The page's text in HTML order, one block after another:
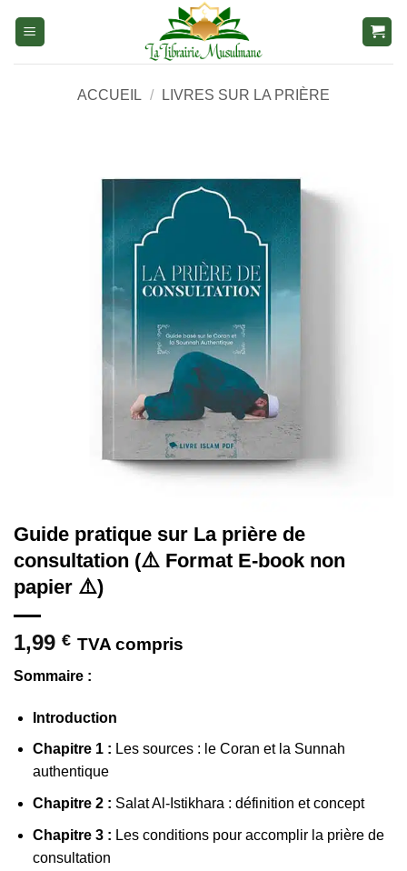
ACCUEIL / LIVRES SUR LA PRIÈRE
Guide pratique sur La prière de
consultation (⚠️ Format E-book non
papier ⚠️)
1,99 € TVA compris
Sommaire :
Introduction
Chapitre 1 : Les sources : le Coran et la Sunnah
authentique
Chapitre 2 : Salat Al-Istikhara : définition et concept
Chapitre 3 : Les conditions pour accomplir la prière de
consultation